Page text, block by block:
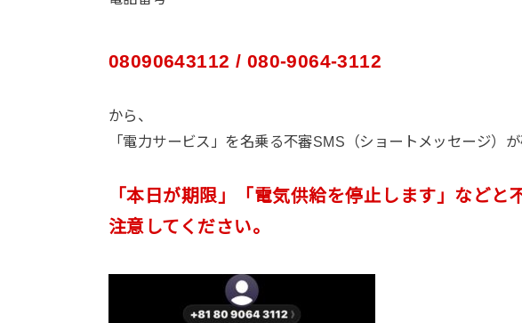
08090643112 / 080-9064-3112
から、
「電力サービス」を名乗る不審SMS（ショートメッセージ）が
「本日が期限」「電気供給を停止します」など
注意してください。